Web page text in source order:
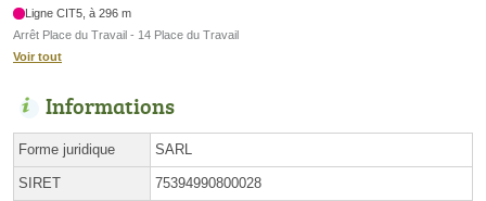
Ligne CIT5, à 296 m
Arrêt Place du Travail - 14 Place du Travail
Voir tout
Informations
Forme juridique SARL
SIRET 75394990800028